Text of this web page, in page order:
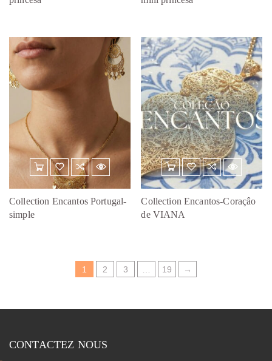
Collection Encantos Portugal-
simple
Collection Encantos-Coraçâo
de VIANA
1 2 3 19 →
CONTACTEZ NOUS